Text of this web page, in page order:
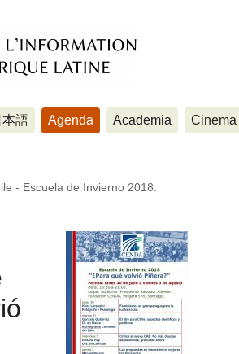
本語 Agenda Academia Cinema
- Escuela de Invierno 2018: